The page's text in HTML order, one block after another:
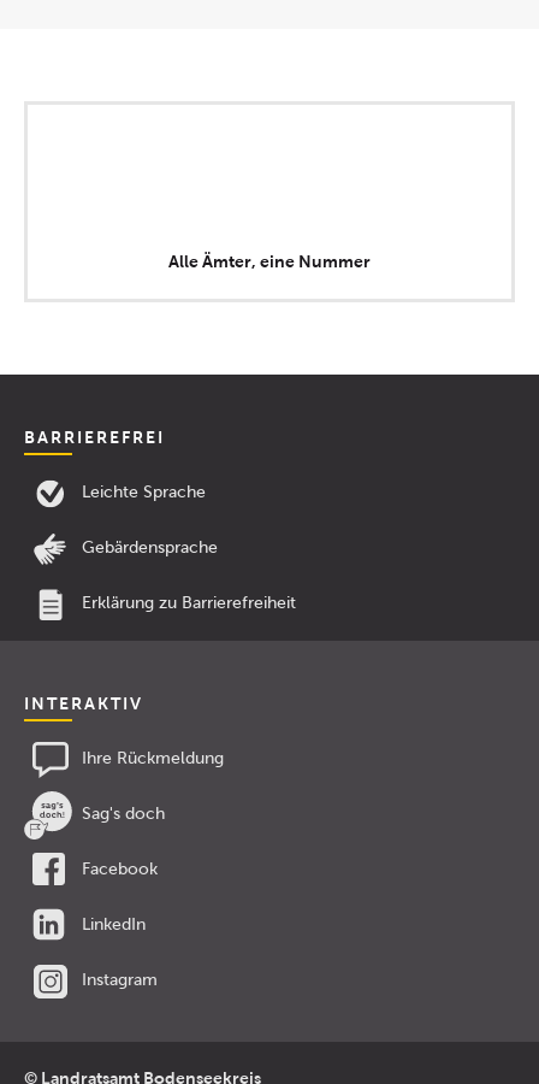
Alle Ämter, eine Nummer
BARRIEREFREI
Leichte Sprache
Gebärdensprache
Erklärung zu Barrierefreiheit
INTERAKTIV
Ihre Rückmeldung
Sag's doch
Facebook
LinkedIn
Instagram
© Landratsamt Bodenseekreis